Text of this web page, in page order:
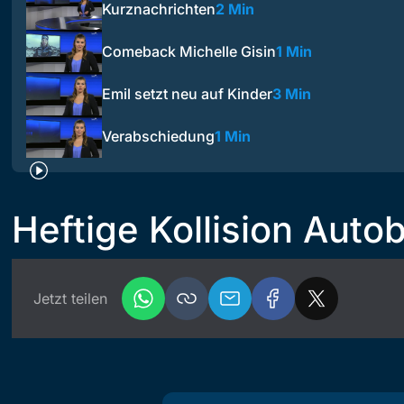
Kurznachrichten2 Min
Comeback Michelle Gisin1 Min
Emil setzt neu auf Kinder3 Min
Verabschiedung1 Min
Heftige Kollision
Jetzt teilen